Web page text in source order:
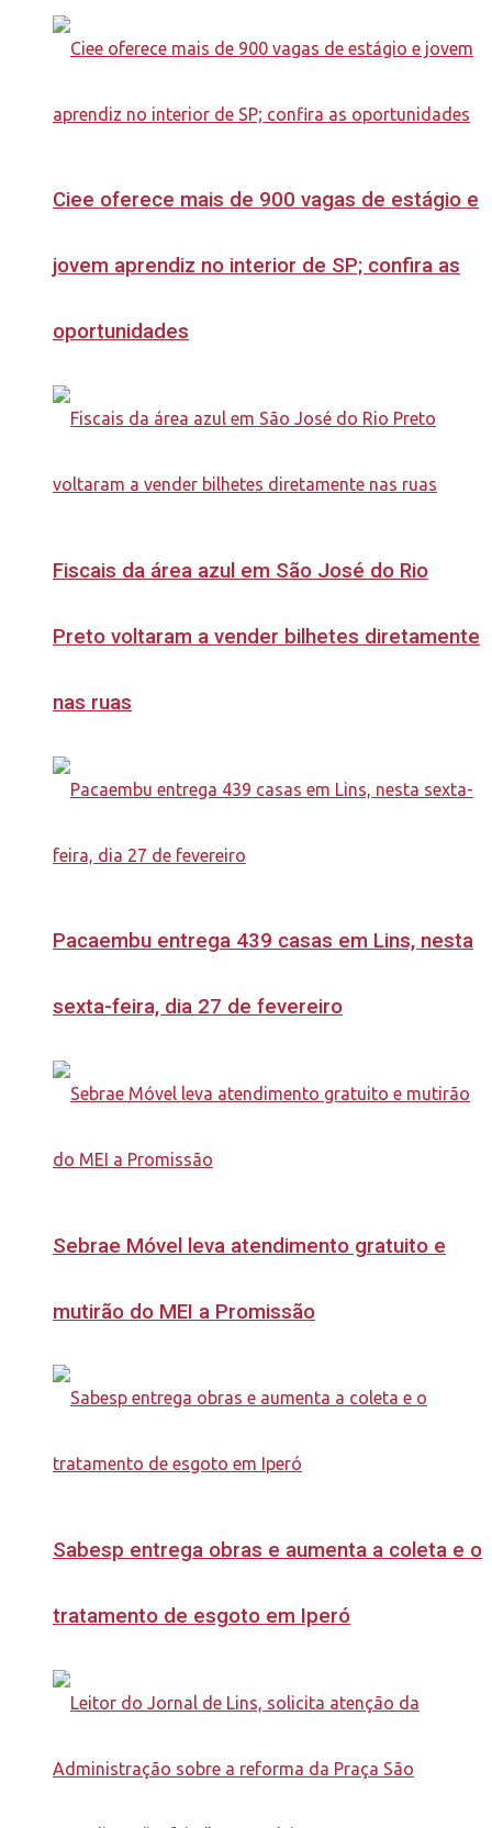
Ciee oferece mais de 900 vagas de estágio e
jovem aprendiz no interior de SP; confira as
oportunidades
Fiscais da área azul em São José do Rio
Preto voltaram a vender bilhetes diretamente
nas ruas
Pacaembu entrega 439 casas em Lins, nesta
sexta-feira, dia 27 de fevereiro
Sebrae Móvel leva atendimento gratuito e
mutirão do MEI a Promissão
Sabesp entrega obras e aumenta a coleta e o
tratamento de esgoto em Iperó